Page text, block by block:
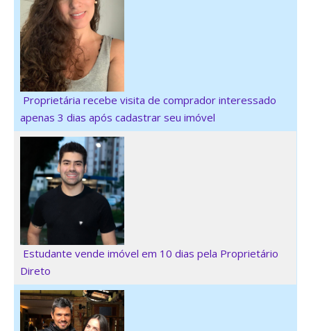
Proprietária recebe visita de comprador interessado
apenas 3 dias após cadastrar seu imóvel
Estudante vende imóvel em 10 dias pela Proprietário
Direto